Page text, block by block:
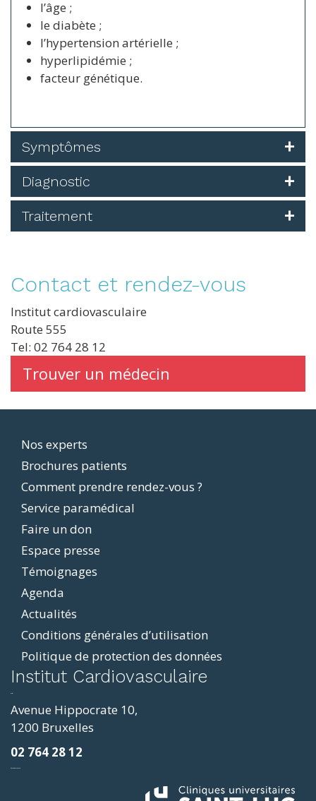
l’âge ;
le diabète ;
l’hypertension artérielle ;
hyperlipidémie ;
facteur génétique.
Symptômes
Diagnostic
Traitement
Contact et rendez-vous
Institut cardiovasculaire
Route 555
Tel: 02 764 28 12
Trouver un médecin
Footer
menu
Nos experts
Brochures patients
Comment prendre rendez-vous ?
Service paramédical
Faire un don
Espace presse
Témoignages
Agenda
Actualités
Conditions générales d’utilisation
Politique de protection des données
Institut Cardiovasculaire
Avenue Hippocrate 10,
1200 Bruxelles
02 764 28 12